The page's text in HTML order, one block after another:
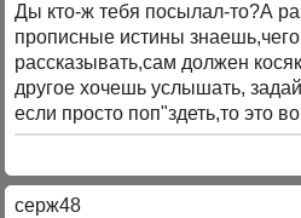
Ды кто-ж тебя посылал-то?А
прописные истины
рассказывать,сам должен
другое хочешь услышать,
если просто поп"здеть,то это
серж48